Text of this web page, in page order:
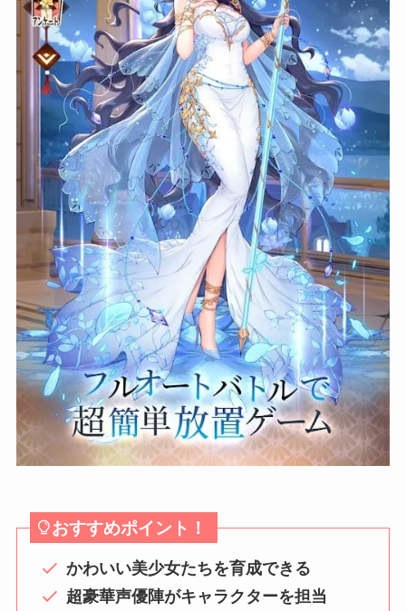
おすすめポイント！
かわいい美少女たちを育成できる
超豪華声優陣がキャラクターを担当